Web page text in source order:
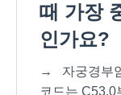
때 가장
인가요?
→
자궁경부
코드는 C53.0